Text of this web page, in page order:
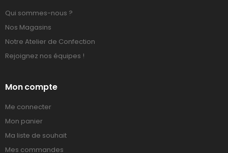
Qui sommes-nous ?
Nos Magasins
Notre Atelier de Confection
Rejoignez nos équipes !
Mon compte
Me connecter
Mon panier
Ma liste de souhait
Mes commandes